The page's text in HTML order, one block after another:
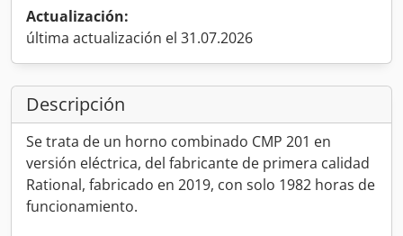
Actualización:
última actualización el 31.07.2026
Descripción
Se trata de un horno combinado CMP 201 en
versión eléctrica, del fabricante de primera calidad
Rational, fabricado en 2019, con solo 1982 horas de
funcionamiento.